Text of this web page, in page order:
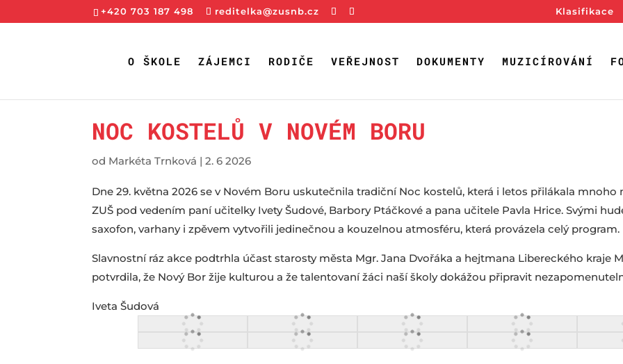
+420 703 187 498 reditelka@zusnb.cz Klasifikace
O ŠKOLE ZÁJEMCI RODIČE VEŘEJNOST DOKUMENTY MUZICÍROVÁNÍ
NOC KOSTELŮ V NOVÉM BORU
od Markéta Trnková | 2. 6 2026
Dne 29. května 2026 se v Novém Boru uskutečnila tradiční Noc kostelů, která i letos přilákala mnoho
ZUŠ pod vedením paní učitelky Ivety Šudové, Barbory Ptáčkové a pana učitele Pavla Hrice. Svými
saxofon, varhany i zpěvem vytvořili jedinečnou a kouzelnou atmosféru, která provázela celý program.
Slavnostní ráz akce podtrhla účast starosty města Mgr. Jana Dvořáka a hejtmana Libereckého kraje
potvrdila, že Nový Bor žije kulturou a že talentovaní žáci naší školy dokážou připravit
Iveta Šudová